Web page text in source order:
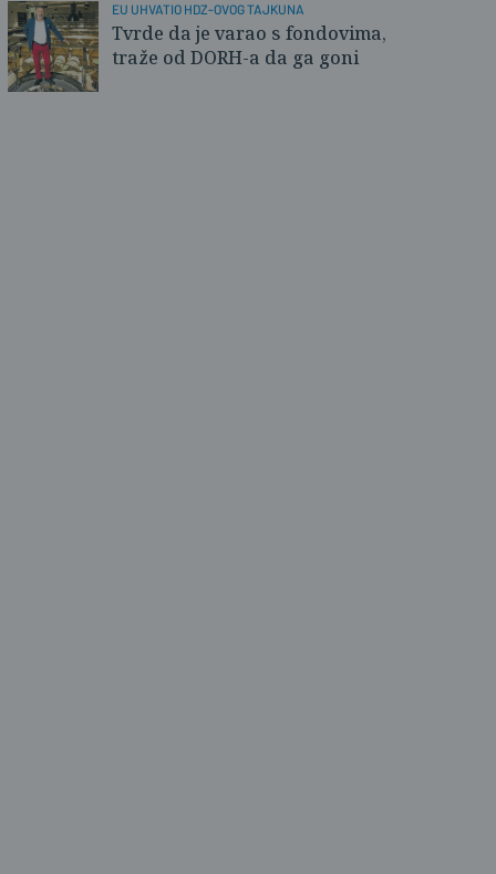
EU UHVATIO HDZ-OVOG TAJKUNA
Tvrde da je varao s fondovima,
traže od DORH-a da ga goni